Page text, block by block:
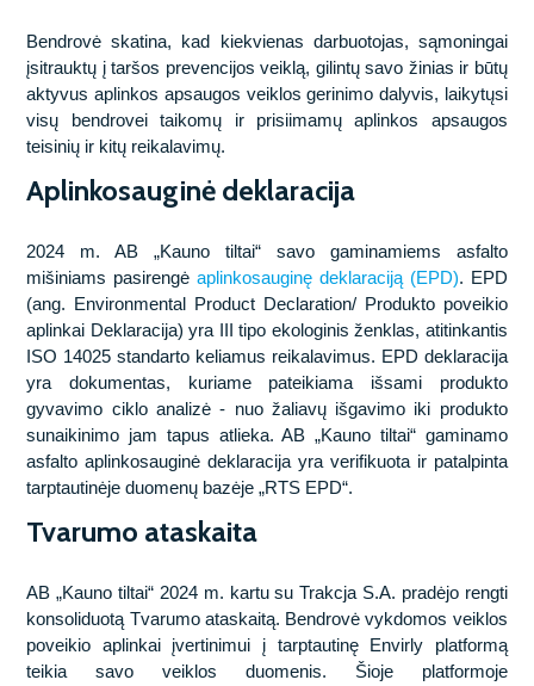
Bendrovė skatina, kad kiekvienas darbuotojas, sąmoningai
įsitrauktų į taršos prevencijos veiklą, gilintų savo žinias ir būtų
aktyvus aplinkos apsaugos veiklos gerinimo dalyvis, laikytųsi
visų bendrovei taikomų ir prisiimamų aplinkos apsaugos
teisinių ir kitų reikalavimų.
Aplinkosauginė deklaracija
2024 m. AB „Kauno tiltai“ savo gaminamiems asfalto
mišiniams pasirengėaplinkosauginę deklaraciją (EPD). EPD
(ang. Environmental Product Declaration/ Produkto poveikio
aplinkai Deklaracija) yra III tipo ekologinis ženklas, atitinkantis
ISO 14025 standarto keliamus reikalavimus. EPD deklaracija
yra dokumentas, kuriame pateikiama išsami produkto
gyvavimo ciklo analizė - nuo žaliavų išgavimo iki produkto
sunaikinimo jam tapus atlieka. AB „Kauno tiltai“ gaminamo
asfalto aplinkosauginė deklaracija yra verifikuota ir patalpinta
tarptautinėje duomenų bazėje „RTS EPD“.
Tvarumo ataskaita
AB „Kauno tiltai“ 2024 m. kartu su Trakcja S.A. pradėjo rengti
konsoliduotą Tvarumo ataskaitą. Bendrovė vykdomos veiklos
poveikio aplinkai įvertinimui į tarptautinę Envirly platformą
teikia savo veiklos duomenis. Šioje platformoje